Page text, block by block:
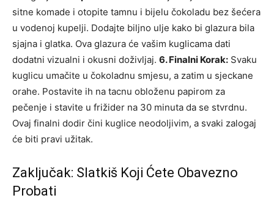
sitne komade i otopite tamnu i bijelu čokoladu bez šećera
u vodenoj kupelji. Dodajte biljno ulje kako bi glazura bila
sjajna i glatka. Ova glazura će vašim kuglicama dati
dodatni vizualni i okusni doživljaj. 6. Finalni Korak: Svaku
kuglicu umačite u čokoladnu smjesu, a zatim u sjeckane
orahe. Postavite ih na tacnu obloženu papirom za
pečenje i stavite u frižider na 30 minuta da se stvrdnu.
Ovaj finalni dodir čini kuglice neodoljivim, a svaki zalogaj
će biti pravi užitak.
Zaključak: Slatkiš Koji Ćete Obavezno
Probati